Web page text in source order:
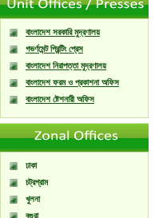
বাংলাদেশ সরকারি মুদ্রণালয়
গভর্ণমেন্ট প্রিন্টিং প্রেস
বাংলাদেশ নিরাপত্তা মুদ্রণালয়
বাংলাদেশ ফরম ও প্রকাশনা অফিস
বাংলাদেশ ষ্টেশনারী অফিস
ঢাকা
চট্রগ্রাম
খুলনা
বগুরা